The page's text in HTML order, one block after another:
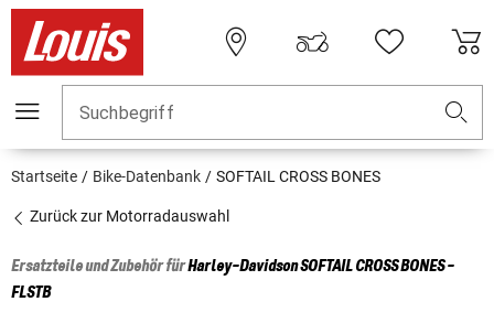
Suchbegriff
Startseite Bike-Datenbank SOFTAIL CROSS BONES
Zurück zur Motorradauswahl
Ersatzteile und Zubehör fürHarley-DavidsonSOFTAIL CROSS BONES -
FLSTB